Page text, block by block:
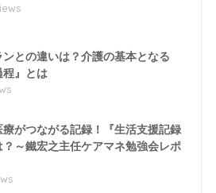
ンとの違いは？介護の基本となる
程』とは
療がつながる記録！『生活支援記録
？～鐵宏之主任ケアマネ勉強会レポ